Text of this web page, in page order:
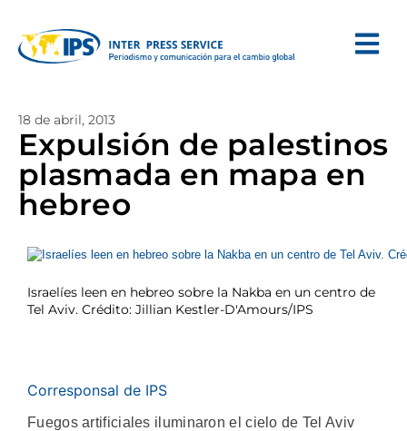
18 de abril, 2013
Expulsión de palestinos
plasmada en mapa en
hebreo
Israelíes leen en hebreo sobre la Nakba en un centro de
Tel Aviv. Crédito: Jillian Kestler-D'Amours/IPS
Corresponsal de IPS
Fuegos artificiales iluminaron el cielo de Tel Aviv